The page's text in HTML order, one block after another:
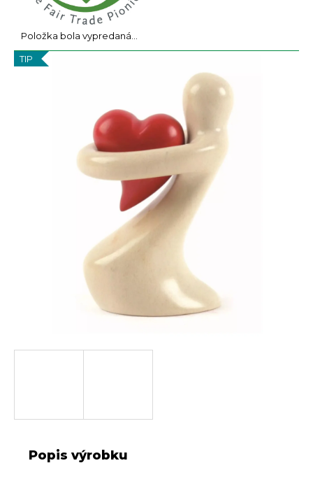
Položka bola vypredaná…
TIP
Popis výrobku